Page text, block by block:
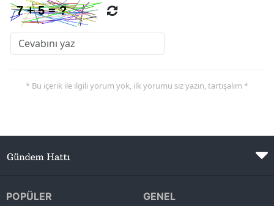
* Bu içerik ile ilgili yorum yok, ilk yorumu siz yazın, tartışalım *
POPÜLER GENEL